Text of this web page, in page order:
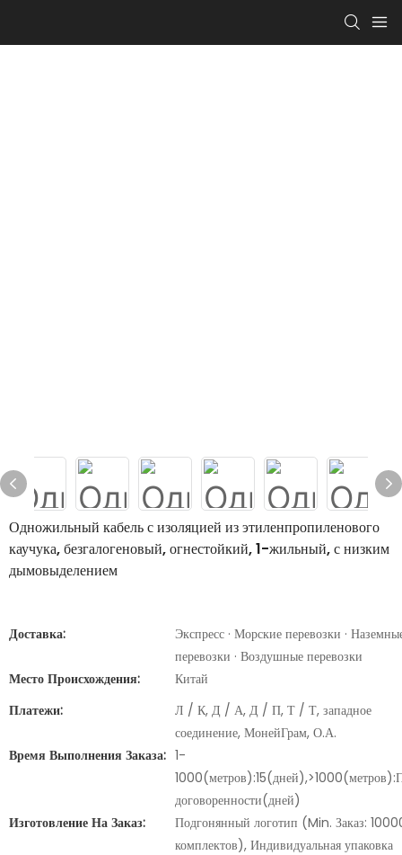
Одножильный кабель с изоляцией из этиленпропиленового
каучука, безгалогеновый, огнестойкий, 1-жильный, с низким
дымовыделением
Доставка:
Экспресс · Морские перевозки ·
перевозки · Воздушные перевозки
Место Происхождения:
Китай
Платежи:
Л / К, Д / А, Д / П, Т / Т, западное
соединение, МонейГрам, О.А.
Время Выполнения Заказа: 1-
договоренности(дней)
Изготовление На Заказ:
Подгонянный логотип (Min. Заказ:
комплектов), Индивидуальная упаковка